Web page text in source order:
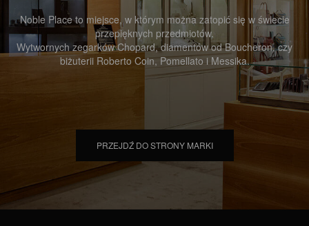
Noble Place to miejsce, w którym można zatopić się w świecie
przepięknych przedmiotów.
Wytwornych zegarków Chopard, diamentów od Boucheron, czy
biżuterii Roberto Coin, Pomellato i Messika.
PRZEJDŹ DO STRONY MARKI